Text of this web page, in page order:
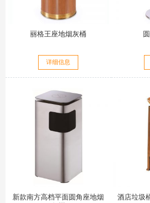
丽格王座地烟灰桶
详细信息
新款南方高档平面圆角座地烟
酒店垃圾